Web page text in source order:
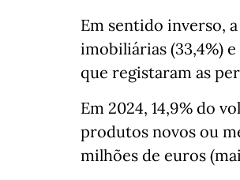
Em sentido inverso,
imobiliárias (33,4%)
que registaram as
Em 2024, 14,9% do
produtos novos ou
milhões de euros